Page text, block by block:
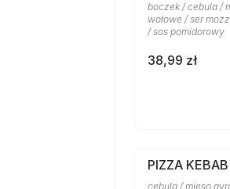
boczek / cebula /
wołowe / ser
/ sos pomidorowy
38,99 zł
PIZZA KEBAB
cebula / mięso